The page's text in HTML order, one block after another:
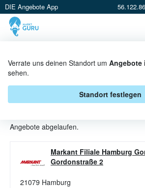
DIE Angebote App
Verrate uns deinen Standort um Angebote
sehen.
Standort festlegen
WURSTSALATE
AKTIONEN BEI
Angebote abgelaufen.
Markant Filiale Hamburg
Gordonstraße 2
21079 Hamburg